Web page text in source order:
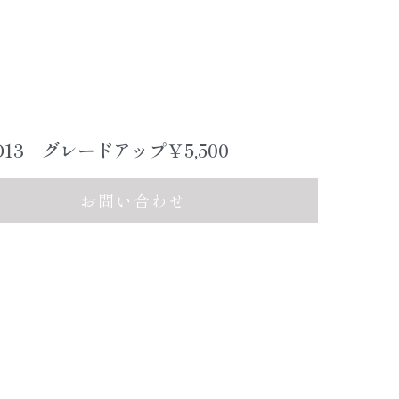
グレードアップ￥5,500
お問い合わせ